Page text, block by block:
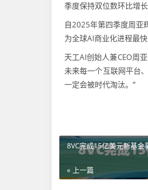
季度保持双位数环比增
自2025年第四季度周亚
为全球AI商业化进程最快
天工AI创始人兼CEO周
未来每一个互联网平台
一定会被时代淘汰。”
8VC完成15亿美元新基金
« 上一篇